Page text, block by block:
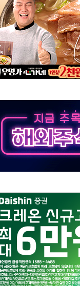
레이드데스크·웬디스↓
총력"